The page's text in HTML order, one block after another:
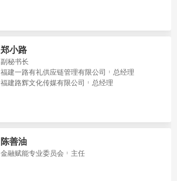
郑小路
副秘书长
福建一路有礼供应链管理有限公司
总经理
福建路辉文化传媒有限公司
总经理
陈善油
金融赋能专业委员会 主任